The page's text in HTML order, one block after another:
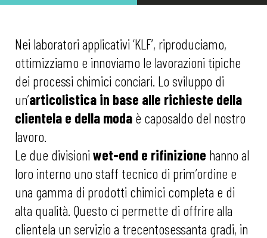
Nei laboratori applicativi ‘KLF’, riproduciamo,
ottimizziamo e innoviamo le lavorazioni tipiche
dei processi chimici conciari. Lo sviluppo di
un’articolistica in base alle richieste della
clientela e della moda è caposaldo del nostro
lavoro.
Le due divisioni wet-end e rifinizione hanno al
loro interno uno staff tecnico di prim’ordine e
una gamma di prodotti chimici completa e di
alta qualità. Questo ci permette di offrire alla
clientela un servizio a trecentosessanta gradi, in